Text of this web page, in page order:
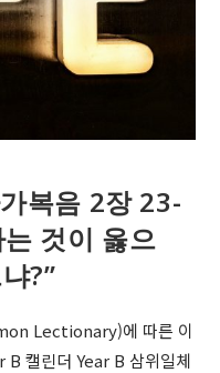
복음 2장 23-
것이 옳으
?”
Lectionary)에 따른 이
B 캘린더 Year B 삼위일체